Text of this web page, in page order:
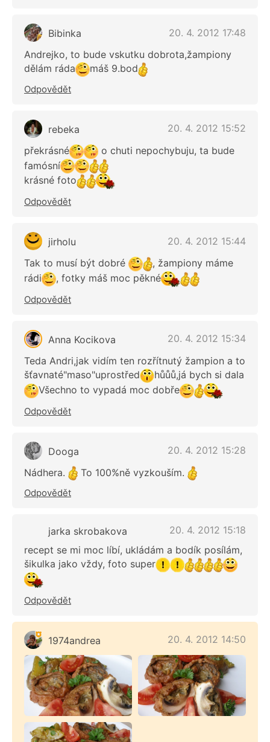
Bibinka
20. 4. 2012 17:48
Andrejko, to bude vskutku dobrota,žampiony
dělám ráda
máš 9.bod
Odpovědět
rebeka
20. 4. 2012 15:52
překrásné
o chuti nepochybuju, ta bude
famósní
krásné foto
Odpovědět
jirholu
20. 4. 2012 15:44
Tak to musí být dobré
, žampiony máme
rádi
, fotky máš moc pěkné
Odpovědět
Anna Kocikova
20. 4. 2012 15:34
Teda Andri,jak vidím ten rozřítnutý žampion a to
šťavnaté"maso"uprostřed
hůůů,já bych si dala
Všechno to vypadá moc dobře
Odpovědět
Dooga
20. 4. 2012 15:28
Nádhera.
To 100%ně vyzkouším.
Odpovědět
jarka skrobakova
20. 4. 2012 15:18
recept se mi moc líbí, ukládám a bodík posílám,
šikulka jako vždy, foto super
Odpovědět
1974andrea 20. 4. 2012 14:50